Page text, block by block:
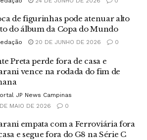
de figurinhas pode atenuar alto
do álbum da Copa do Mundo
20 DE JUNHO DE 2026 0
Preta perde fora de casa e
vence na rodada do fim de
JP News Campinas
MAIO DE 2026
0
empata com a Ferroviária fora
e segue fora do G8 na Série C